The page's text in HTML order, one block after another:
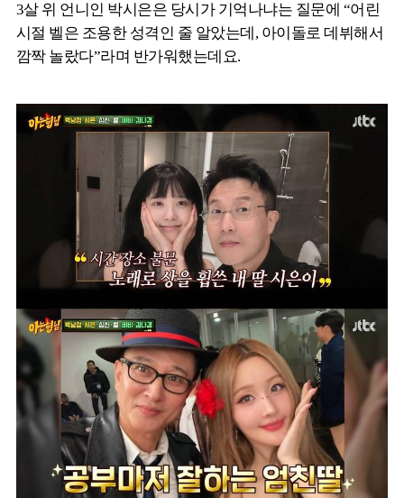
3살 위 언니인 박시은은 당시가 기억나냐는 질문에 “어린
시절 벨은 조용한 성격인 줄 알았는데, 아이돌로 데뷔해서
깜짝 놀랐다”라며 반가워했는데요.